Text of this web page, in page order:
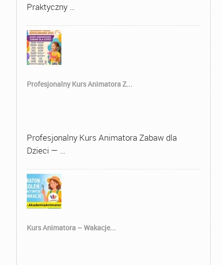
Praktyczny …
Profesjonalny Kurs Animatora Z...
Profesjonalny Kurs Animatora Zabaw dla
Dzieci — …
Kurs Animatora – Wakacje...